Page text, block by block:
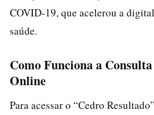
COVID-19, que acelerou a
saúde.
Como Funciona a
Online
Para acessar o “Cedro